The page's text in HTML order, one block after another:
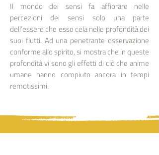
Il mondo dei sensi fa affiorare nelle
percezioni dei sensi solo una parte
dell’essere che esso cela nelle profondità dei
suoi flutti. Ad una penetrante osservazione
conforme allo spirito, si mostra che in queste
profondità vi sono gli effetti di ciò che anime
umane hanno compiuto ancora in tempi
remotissimi.